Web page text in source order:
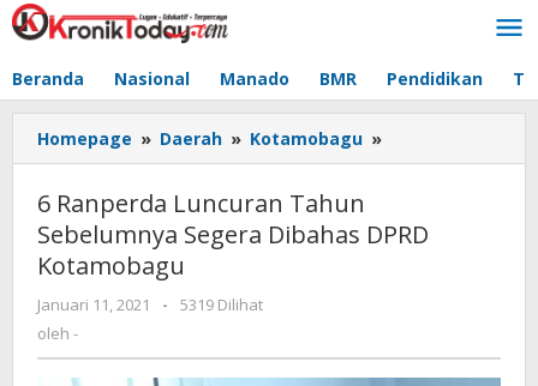
Lewati
ke
Beranda Nasional Manado BMR Pendidikan
Homepage » Daerah » Kotamobagu »
Ranperda
Sebelumnya
6 Ranperda Luncuran Tahun
Sebelumnya Segera Dibahas DPRD
Kotamobagu
Januari 11, 2021
oleh
-
5319 Dilihat
oleh -